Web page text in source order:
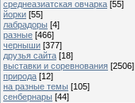
среднеазиатская овчарка [55]
йорки [55]
лабрадоры [4]
разные [466]
черныши [377]
друзья сайта [18]
выставки и соревнования [2506]
природа [12]
на разные темы [105]
сенбернары [44]